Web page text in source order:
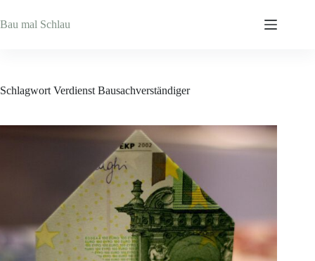
Inhalt
springen
Bau mal Schlau
Schlagwort Verdienst Bausachverständiger